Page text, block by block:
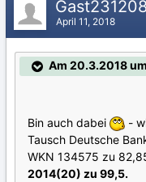
Gast231208
April 11, 2018
Am 20.3.2018
Bin auch dabei
-
Tausch Deutsche
WKN 134575 zu
2014(20) zu 99,5.